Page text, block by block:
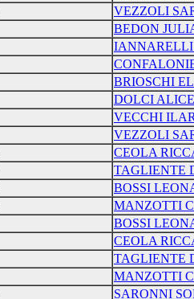
VEZZOLI
BEDON
BRIOSCHI
DOLCI ALICE
VECCHI
VEZZOLI
CEOLA
TAGLIENTE
BOSSI
MANZOTTI
BOSSI
CEOLA
TAGLIENTE
MANZOTTI
SARONNI